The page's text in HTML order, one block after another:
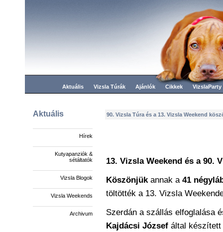
Aktuális Vizsla Túrák Ajánlók Cikkek VizslaParty
Aktuális
Hírek
Kutyapanziók &
sétáltatók
Vizsla Blogok
Vizsla Weekends
Archivum
90. Vizsla Túra és a 13. Vizsla Weekend
13. Vizsla Weekend és a 90.
Köszönjükannak a 41
töltötték a 13. Vizsla
Szerdán a szállás elfoglalása
Kajdácsi József által készített